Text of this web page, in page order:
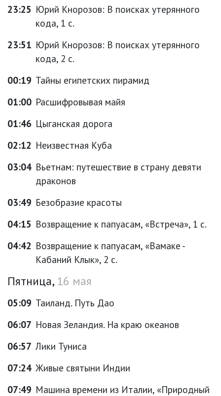
23:25 Юрий Кнорозов: В поисках утерянного
кода, 1 с.
23:51 Юрий Кнорозов: В поисках утерянного
кода, 2 с.
00:19 Тайны египетских пирамид
01:00 Расшифровывая майя
01:46 Цыганская дорога
02:12 Неизвестная Куба
03:04 Вьетнам: путешествие в страну девяти
драконов
03:49 Безобразие красоты
04:15 Возвращение к папуасам, «Встреча», 1 с.
04:42 Возвращение к папуасам, «Вамаке -
Кабаний Клык», 2 с.
Пятница, 16 мая
05:09 Таиланд. Путь Дао
06:07 Новая Зеландия. На краю океанов
06:57 Лики Туниса
07:24 Живые святыни Индии
07:49 Машина времени из Италии, «Природный